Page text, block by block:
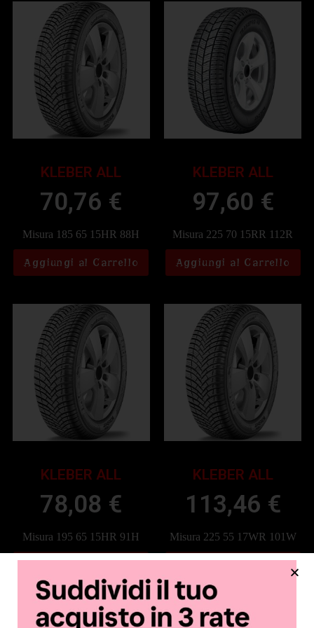
KLEBER ALL
70,76 €
Misura 185 65 15HR 88H
Aggiungi al Carrello
KLEBER ALL
97,60 €
Misura 225 70 15RR 112R
Aggiungi al Carrello
KLEBER ALL
78,08 €
Misura 195 65 15HR 91H
KLEBER ALL
113,46 €
Misura 225 55 17WR 101W